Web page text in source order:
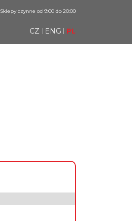
Sklepy czynne od 9:00 do 20:00
CZ ENG PL